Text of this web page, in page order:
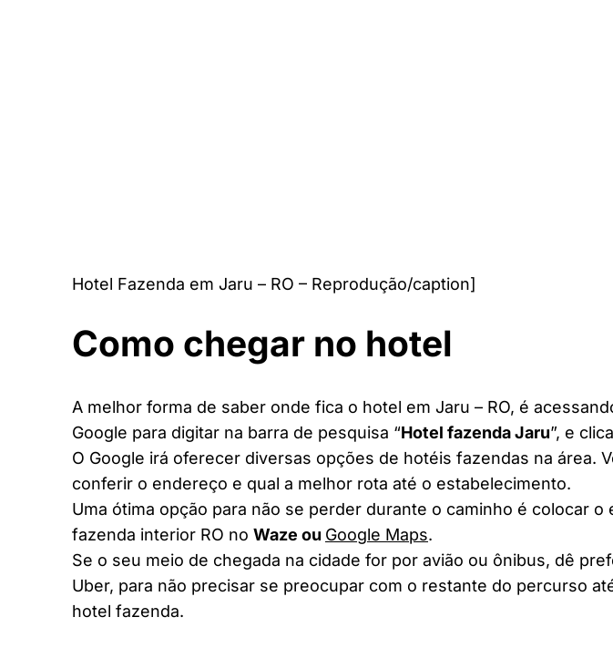
Hotel Fazenda em Jaru – RO – Reprodução/caption]
Como chegar no hotel
A melhor forma de saber onde fica o hotel em Jaru – RO, é
Google para digitar na barra de pesquisa “Hotel fazenda Jaru”, e
O Google irá oferecer diversas opções de hotéis fazendas na área.
conferir o endereço e qual a melhor rota até o estabelecimento.
Uma ótima opção para não se perder durante o caminho é colocar o
fazenda interior RO no Waze ou Google Maps.
Se o seu meio de chegada na cidade for por avião ou ônibus, dê
Uber, para não precisar se preocupar com o restante do percurso
hotel fazenda.